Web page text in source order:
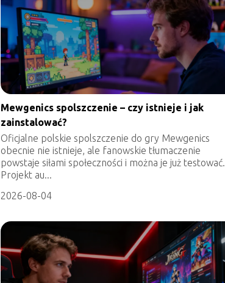
Mewgenics spolszczenie – czy istnieje i jak
zainstalować?
Oficjalne polskie spolszczenie do gry Mewgenics
obecnie nie istnieje, ale fanowskie tłumaczenie
powstaje siłami społeczności i można je już testować.
Projekt au...
2026-08-04